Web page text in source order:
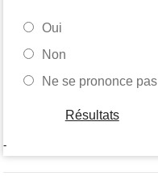
Oui
Non
Ne se prononce pas
Résultats
-